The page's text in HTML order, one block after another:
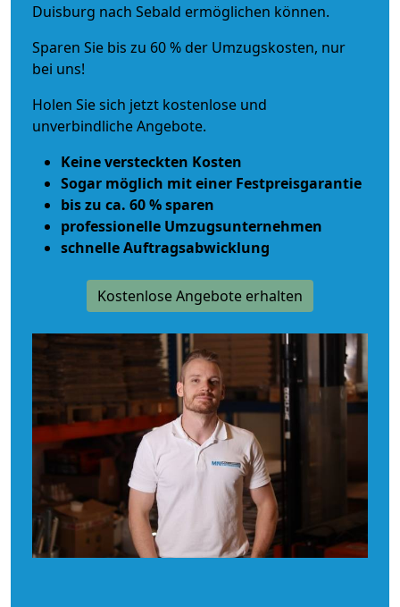
Duisburg nach Sebald ermöglichen können.
Sparen Sie bis zu 60 % der Umzugskosten, nur
bei uns!
Holen Sie sich jetzt kostenlose und
unverbindliche Angebote.
Keine versteckten Kosten
Sogar möglich mit einer Festpreisgarantie
bis zu ca. 60 % sparen
professionelle Umzugsunternehmen
schnelle Auftragsabwicklung
Kostenlose Angebote erhalten